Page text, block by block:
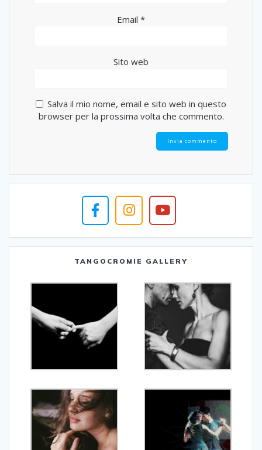
Email *
Sito web
Salva il mio nome, email e sito web in questo
browser per la prossima volta che commento.
TANGOCROMIE GALLERY